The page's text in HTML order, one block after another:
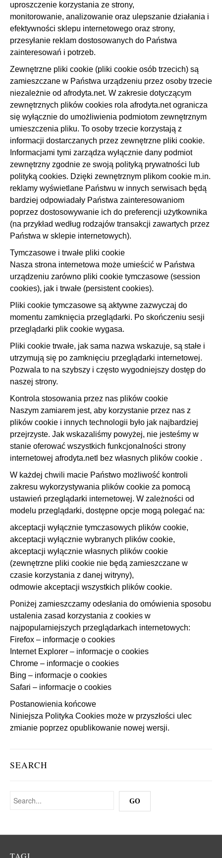
SEARCH
uproszczenie korzystania ze strony,
monitorowanie, analizowanie oraz ulepszanie działania i
efektywności sklepu internetowego oraz strony,
przesyłanie reklam dostosowanych do Państwa
zainteresowań i potrzeb.
Zewnętrzne pliki cookie (pliki cookie osób trzecich) są
zamieszczane w Państwa urządzeniu przez osoby trzecie
niezależnie od afrodyta.net. W zakresie dotyczącym
zewnętrznych plików cookies rola afrodyta.net ogranicza
się wyłącznie do umożliwienia podmiotom zewnętrznym
umieszczenia pliku. To osoby trzecie korzystają z
informacji dostarczanych przez zewnętrzne pliki cookie.
Informacjami tymi zarządza wyłącznie dany podmiot
zewnętrzny zgodnie ze swoją polityką prywatności lub
polityką cookies. Dzięki zewnętrznym plikom cookie m.in.
reklamy wyświetlane Państwu w innych serwisach będą
bardziej odpowiadały Państwa zainteresowaniom
poprzez dostosowywanie ich do preferencji użytkownika
(na przykład według rodzajów transakcji zawartych przez
Państwa w sklepie internetowych).
Tymczasowe i trwałe pliki cookie
Nasza strona internetowa może umieścić w Państwa
urządzeniu zarówno pliki cookie tymczasowe (session
cookies), jak i trwałe (persistent cookies).
Pliki cookie tymczasowe są aktywne zazwyczaj do
momentu zamknięcia przeglądarki. Po skończeniu sesji
przeglądarki plik cookie wygasa.
Pliki cookie trwałe, jak sama nazwa wskazuje, są stałe i
utrzymują się po zamknięciu przeglądarki internetowej.
Pozwala to na szybszy i często wygodniejszy dostęp do
naszej strony.
Kontrola stosowania przez nas plików cookie
Naszym zamiarem jest, aby korzystanie przez nas z
plików cookie i innych technologii było jak najbardziej
przejrzyste. Jak wskazaliśmy powyżej, nie jesteśmy w
stanie oferować wszystkich funkcjonalności strony
internetowej afrodyta.netl bez własnych plików cookie .
W każdej chwili macie Państwo możliwość kontroli
zakresu wykorzystywania plików cookie za pomocą
ustawień przeglądarki internetowej. W zależności od
modelu przeglądarki, dostępne opcje mogą polegać na:
akceptacji wyłącznie tymczasowych plików cookie,
akceptacji wyłącznie wybranych plików cookie,
akceptacji wyłącznie własnych plików cookie
(zewnętrzne pliki cookie nie będą zamieszczane w
czasie korzystania z danej witryny),
odmowie akceptacji wszystkich plików cookie.
Poniżej zamieszczamy odesłania do omówienia sposobu
ustalenia zasad korzystania z cookies w
najpopularniejszych przeglądarkach internetowych:
Firefox – informacje o cookies
Internet Explorer – informacje o cookies
Chrome – informacje o cookies
Bing – informacje o cookies
Safari – informacje o cookies
Postanowienia końcowe
Niniejsza Polityka Cookies może w przyszłości ulec
zmianie poprzez opublikowanie nowej wersji.
TAGI